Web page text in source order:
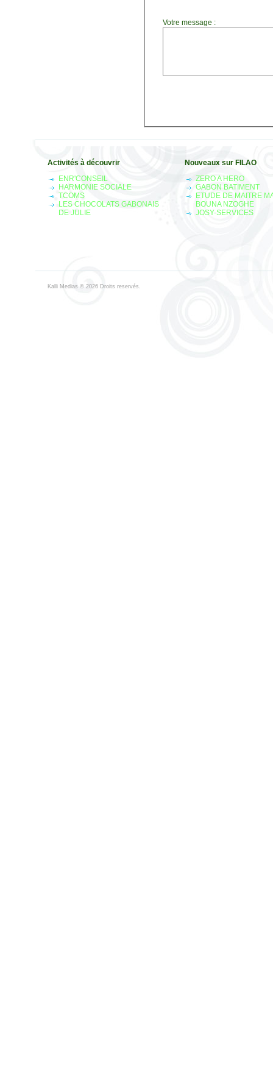
Votre message :
Activités à découvrir
ENR'CONSEIL
HARMONIE SOCIALE
TCOMS
LES CHOCOLATS GABONAIS
DE JULIE
Nouveaux sur FILAO
ZERO A HERO
GABON BATIMENT
ETUDE DE MAITRE
BOUNA NZOGHE
JOSY-SERVICES
Kalli Medias © 2026 Droits reservés.